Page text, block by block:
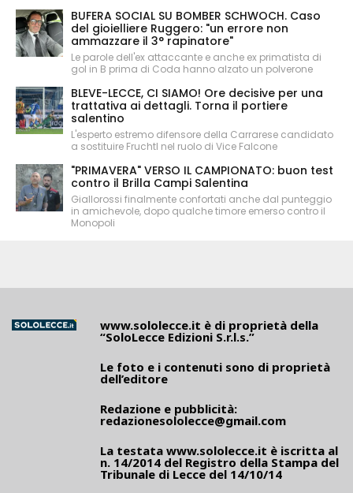
BUFERA SOCIAL SU BOMBER SCHWOCH. Caso
del gioielliere Ruggero: "un errore non
ammazzare il 3° rapinatore"
Le parole dell'ex attaccante e anche ex primatista di
gol in B prima di Coda hanno alzato un polverone
BLEVE-LECCE, CI SIAMO! Ore decisive per una
trattativa ai dettagli. Torna il portiere
salentino
L'esperto estremo difensore della Carrarese candidato
a sostituire Fruchtl nel ruolo di Vice Falcone
"PRIMAVERA" VERSO IL CAMPIONATO: buon test
contro il Brilla Campi Salentina
Giallorossi finalmente confortati anche dal punteggio
in amichevole, dopo qualche timore emerso contro il
Monopoli
www.sololecce.it è di proprietà della
“SoloLecce Edizioni S.r.l.s.”
Le foto e i contenuti sono di proprietà
dell’editore
Redazione e pubblicità:
redazionesololecce@gmail.com
La testata www.sololecce.it è iscritta al
n. 14/2014 del Registro della Stampa del
Tribunale di Lecce del 14/10/14